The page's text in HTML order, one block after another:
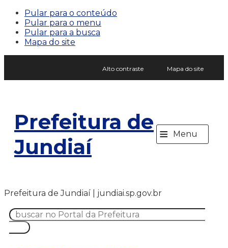
Pular para o conteúdo
Pular para o menu
Pular para a busca
Mapa do site
Alto contraste Mapa do site
Prefeitura de
Jundiaí
≡ Menu
Prefeitura de Jundiaí | jundiai.sp.gov.br